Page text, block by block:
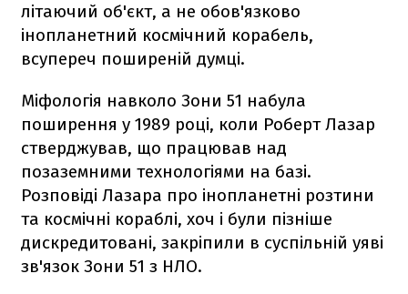
літаючий об'єкт, а не обов'язково
інопланетний космічний корабель,
всупереч поширеній думці.
Міфологія навколо Зони 51 набула
поширення у 1989 році, коли Роберт Лазар
стверджував, що працював над
позаземними технологіями на базі.
Розповіді Лазара про інопланетні розтини
та космічні кораблі, хоч і були пізніше
дискредитовані, закріпили в суспільній уяві
зв'язок Зони 51 з НЛО.